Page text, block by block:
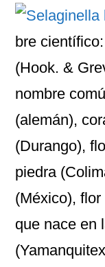
bre
(Hook. &
nombre
(alemán),
(Durango),
piedra
(México),
que nace en